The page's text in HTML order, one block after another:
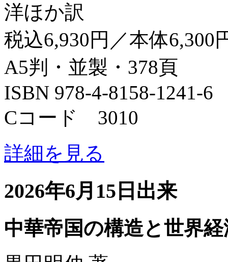
洋ほか訳
税込6,930円／本体6,300
A5判・並製・378頁
ISBN 978-4-8158-1241-6
Cコード 3010
詳細を見る
2026年6月15日出来
中華帝国の構造と世界